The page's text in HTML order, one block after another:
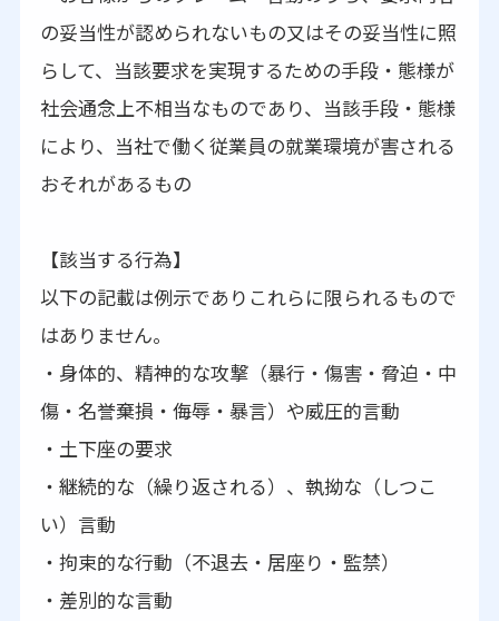
の妥当性が認められないもの又はその妥当性に照
らして、当該要求を実現するための手段・態様が
社会通念上不相当なものであり、当該手段・態様
により、当社で働く従業員の就業環境が害される
おそれがあるもの
【該当する行為】
以下の記載は例示でありこれらに限られるもので
はありません。
・身体的、精神的な攻撃（暴行・傷害・脅迫・中
傷・名誉棄損・侮辱・暴言）や威圧的言動
・土下座の要求
・継続的な（繰り返される）、執拗な（しつこ
い）言動
・拘束的な行動（不退去・居座り・監禁）
・差別的な言動